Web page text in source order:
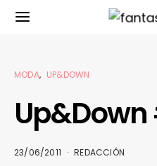
MODA UP&DOWN
Up&Down
23/06/2011 REDACCIÓN